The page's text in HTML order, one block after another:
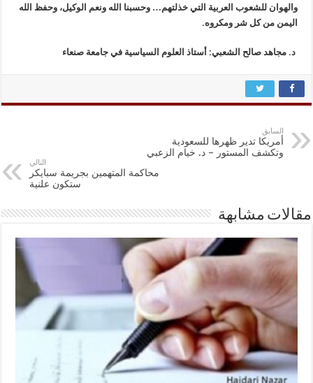
والهوان للشعوب العربية التي خذلتهم… وحسبنا الله ونعم الوكيل، وحفظ الله
اليمن من كل شر ومكروه.
د. مجاهد صالح الشعبي: أستاذ العلوم السياسية في جامعة صنعاء
السابق
أمريكا تدير ظهرها للسعودية
وتكشف المستور – د. خيام الزعبي
التالي
محاكمة المتهمين بجريمة سبايكر
ستكون علنية
مقالات مشابهة